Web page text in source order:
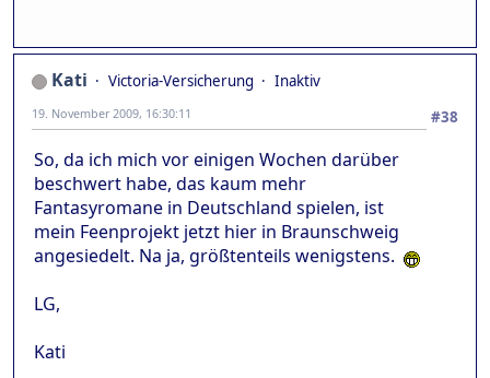
Kati Victoria-Versicherung
Inaktiv
#38
19. November 2009, 16:30:11
So, da ich mich vor einigen Wochen darüber
beschwert habe, das kaum mehr
Fantasyromane in Deutschland spielen, ist
mein Feenprojekt jetzt hier in Braunschweig
angesiedelt. Na ja, größtenteils wenigstens.
LG,
Kati